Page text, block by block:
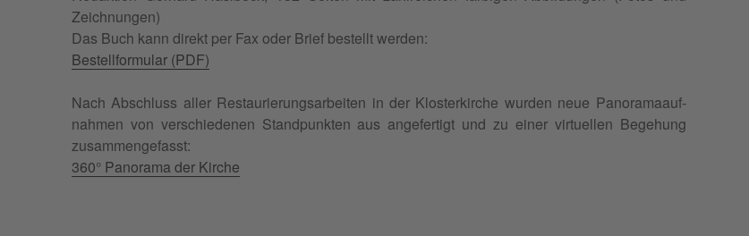
Zeichnungen)
Das Buch kann direkt per Fax oder Brief bestellt werden:
Bestell­for­mu­lar (PDF)
Nach Abschluss aller Restau­rierungsar­beit­en in der Klosterkirche wur­den neue Panora­maauf­
nah­men von ver­schiede­nen Stand­punk­ten aus ange­fer­tigt und zu ein­er virtuellen Bege­hung
zusammengefasst:
360° Panora­ma der Kirche